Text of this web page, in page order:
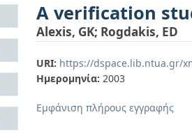
A verification
Alexis, GK; Rogdakis, ED
URI: https://dspace.lib.ntua.gr/
Ημερομηνία: 2003
Εμφάνιση πλήρους εγγραφής